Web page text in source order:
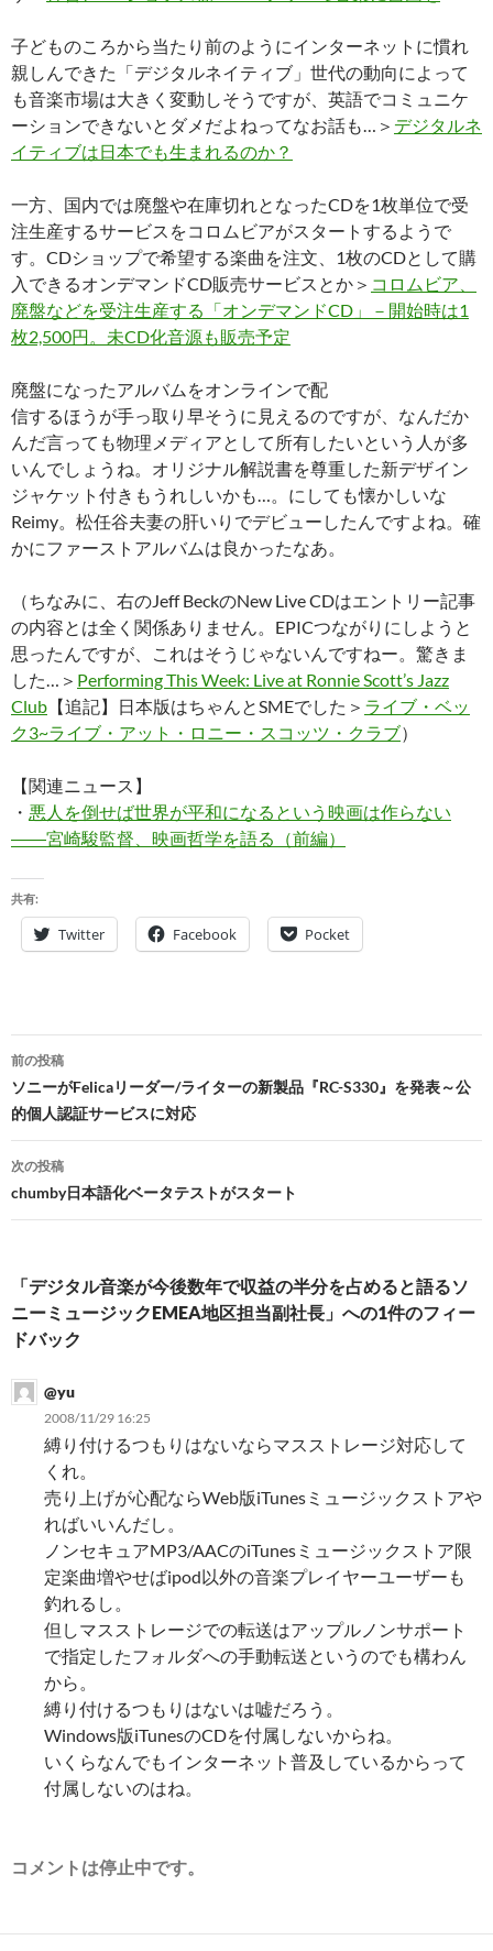
子どものころから当たり前のようにインターネットに慣れ
親しんできた「デジタルネイティブ」世代の動向によって
も音楽市場は大きく変動しそうですが、英語でコミュニケ
ーションできないとダメだよねってなお話も…＞ デジタルネ
イティブは日本でも生まれるのか？
一方、国内では廃盤や在庫切れとなったCDを1枚単位で受
注生産するサービスをコロムビアがスタートするようで
す。CDショップで希望する楽曲を注文、1枚のCDとして購
入できるオンデマンドCD販売サービスとか＞ コロムビア、
廃盤などを受注生産する「オンデマンドCD」－開始時は1
枚2,500円。未CD化音源も販売予定
廃盤になったアルバムをオンラインで配
信するほうが手っ取り早そうに見えるのですが、なんだか
んだ言っても物理メディアとして所有したいという人が多
いんでしょうね。オリジナル解説書を尊重した新デザイン
ジャケット付きもうれしいかも…。にしても懐かしいな
Reimy。松任谷夫妻の肝いりでデビューしたんですよね。確
かにファーストアルバムは良かったなあ。
（ちなみに、右のJeff BeckのNew Live CDはエントリー記事
の内容とは全く関係ありません。EPICつながりにしようと
思ったんですが、これはそうじゃないんですねー。驚きま
した…＞ Performing This Week: Live at Ronnie Scott’s Jazz
Club 【追記】日本版はちゃんとSMEでした＞ ライブ・ベッ
ク3~ライブ・アット・ロニー・スコッツ・クラブ）
【関連ニュース】
・ 悪人を倒せば世界が平和になるという映画は作らない
――宮崎駿監督、映画哲学を語る（前編）
共有:
Twitter Facebook Pocket
投
稿
ナ
ビ
ゲ
シ
ョ
ン
前の投稿
ソニーがFelicaリーダー/ライターの新製品『RC-S330』を発表～公
的個人認証サービスに対応
次の投稿
chumby日本語化ベータテストがスタート
「デジタル音楽が今後数年で収益の半分を占めると語るソ
ニーミュージックEMEA地区担当副社長」への1件のフィー
ドバック
@yu
2008/11/29 16:25
縛り付けるつもりはないならマスストレージ対応して
くれ。
売り上げが心配ならWeb版iTunesミュージックストアや
ればいいんだし。
ノンセキュアMP3/AACのiTunesミュージックストア限
定楽曲増やせばipod以外の音楽プレイヤーユーザーも
釣れるし。
但しマスストレージでの転送はアップルノンサポート
で指定したフォルダへの手動転送というのでも構わん
から。
縛り付けるつもりはないは嘘だろう。
Windows版iTunesのCDを付属しないからね。
いくらなんでもインターネット普及しているからって
付属しないのはね。
コメントは停止中です。